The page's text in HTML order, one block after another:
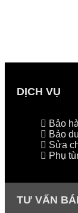
DỊCH VỤ
Bảo
Bảo
Sửa
Phụ
TƯ VẤN